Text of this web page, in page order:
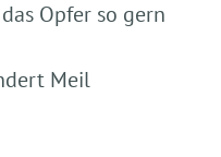
Opfer so gern
Meil